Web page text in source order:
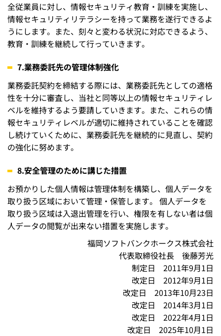
全従業員に対し、情報セキュリティ教育・訓練を実施し、
情報セキュリティリテラシーを持って業務を遂行できるよ
うにします。また、刻々と変わる状況に対応できるよう、
教育・訓練を継続して行っていきます。
7.業務委託先の管理体制強化
業務委託契約を締結する際には、業務委託先としての適格
性を十分に審査し、当社と同等以上の情報セキュリティレ
ベルを維持するよう要請していきます。また、これらの情
報セキュリティレベルが適切に維持されていることを確認
し続けていくために、業務委託先を継続的に見直し、契約
の強化に努めます。
8.安全管理のために講じた措置
お預かりした個人情報は管理体制を構築し、個人データを
取り扱う区域において管理・保管します。 個人データを
取り扱う区域は入退出管理を行い、権限を有しない者は個
人データの閲覧が出来ない措置を実施します。
福岡ソフトバンクホークス株式会社
代表取締役社長 後藤芳光
制定日 2011年9月1日
改定日 2012年9月1日
改定日 2013年10月23日
改定日 2014年3月1日
改定日 2022年4月1日
改定日 2025年10月1日